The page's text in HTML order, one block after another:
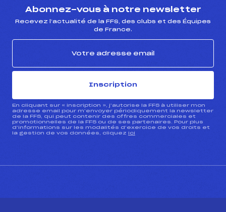
Abonnez-vous à notre newsletter
Recevez l’actualité de la FFS, des clubs et des Équipes
de France.
Inscription
En cliquant sur « inscription », j’autorise la FFS à utiliser mon
adresse email pour m’envoyer périodiquement la newsletter
de la FFS, qui peut contenir des offres commerciales et
promotionnelles de la FFS ou de ses partenaires. Pour plus
d’informations sur les modalités d’exercice de vos droits et
la gestion de vos données, cliquez ici